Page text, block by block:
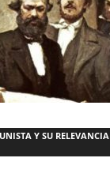
Y SU RELEVANCIA